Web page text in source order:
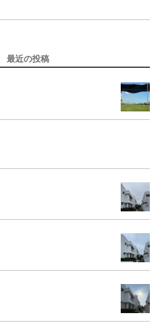
最近の投稿